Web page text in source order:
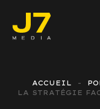
ACCUEIL
LA STRATÉGIE